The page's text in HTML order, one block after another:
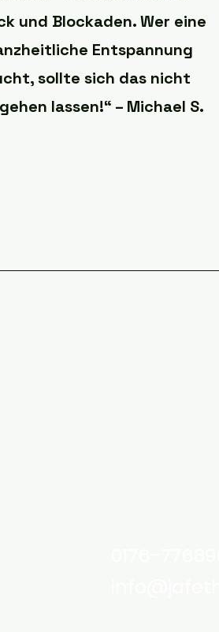
und Blockaden. Wer eine
Entspannung
sollte sich das nicht
lassen!“ – Michael S.